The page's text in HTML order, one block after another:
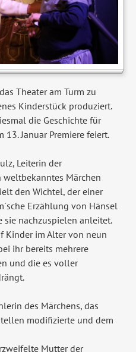
Theater am Turm zu
Kinderstück produziert.
die Geschichte für
13. Januar Premiere feiert.
Leiterin der
Märchen
den Wichtel, der einer
Erzählung von Hänsel
nachzuspielen anleitet.
Kinder im Alter von neun
ihr bereits mehrere
und die es voller
des Märchens, das
modifizierte und dem
Mutter der